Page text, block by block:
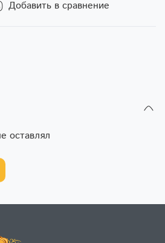
Добавить в сравнение
оставлял